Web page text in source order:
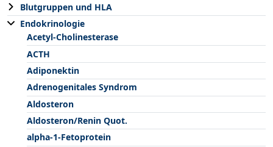
Blutgruppen und HLA
Endokrinologie
Acetyl-Cholinesterase
ACTH
Adiponektin
Adrenogenitales Syndrom
Aldosteron
Aldosteron/Renin Quot.
alpha-1-Fetoprotein